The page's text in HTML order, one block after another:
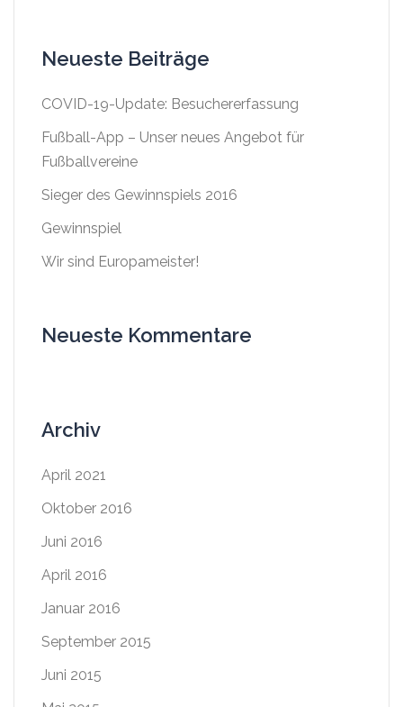
Neueste Beiträge
COVID-19-Update: Besuchererfassung
Fußball-App – Unser neues Angebot für
Fußballvereine
Sieger des Gewinnspiels 2016
Gewinnspiel
Wir sind Europameister!
Neueste Kommentare
Archiv
April 2021
Oktober 2016
Juni 2016
April 2016
Januar 2016
September 2015
Juni 2015